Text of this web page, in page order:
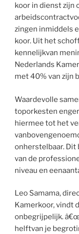
koor in dienst zijn
zingen inmiddels
koor. Uit het
kennelijkvan
Nederlands
met 40% van zijn
Waardevolle
toporkesten
hiermee tot het
onherstelbaar.
van de
niveau en
Leo Samama,
Kamerkoor, vindt
onbegrijpelijk.
helftvan je